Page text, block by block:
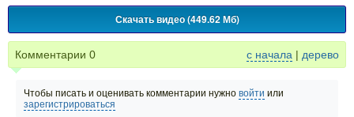
Скачать видео (449.62 Мб)
Комментарии 0 с начала | дерево
Чтобы писать и оценивать комментарии нужно войти или
зарегистрироваться